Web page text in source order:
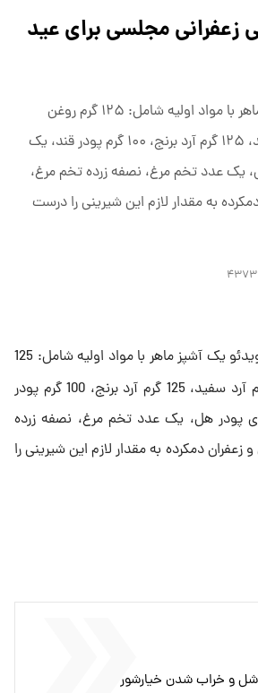
زعفرانی مجلسی برای عید
در این ویدئو یک آشپز ماهر با مواد اولیه شامل: ۱۲۵ گرم روغن
جامد، ۱۲۵ گرم آرد سفید، ۱۲۵ گرم آرد برنج، ۱۰۰ گرم پودر قند، یک
یک عدد تخم مرغ، نصفه زرده تخم مرغ،
به مقدار لازم این شیرینی را درست
نوشت: در این ویدئو یک آشپز ماهر با مواد اولیه شامل: 125
گرم روغن جامد، 125 گرم آرد سفید، 125 گرم آرد برنج، 100 گرم پودر
پودر هل، یک عدد تخم مرغ، نصفه زرده
دمکرده به مقدار لازم این شیرینی را
شل و خراب شدن خیارشور